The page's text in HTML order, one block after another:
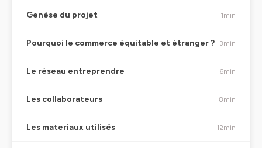
Genèse du projet 1min
Pourquoi le commerce équitable et étranger ? 3min
Le réseau entreprendre 6min
Les collaborateurs 8min
Les materiaux utilisés 12min